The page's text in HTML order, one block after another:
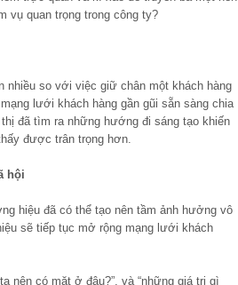
vụ quan trọng trong công ty?
nhiều so với việc giữ chân một khách hàng
lưới khách hàng gần gũi sẵn sàng chia
đã tìm ra những hướng đi sáng tạo khiến
được trân trọng hơn.
hội
hiệu đã có thể tạo nên tầm ảnh hưởng vô
sẽ tiếp tục mở rộng mạng lưới khách
nên có mặt ở đâu?”, và “những giá trị gì